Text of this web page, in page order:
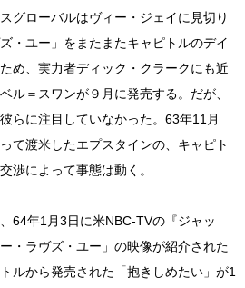
グローバルはヴィー・ジェイに見切り
・ユー」をまたまたキャピトルのデイ
め、実力者ディック・クラークにも近
ル＝スワンが９月に発売する。だが、
らに注目していなかった。63年11月
て渡米したエプスタインの、キャピト
渉によって事態は動く。
64年1月3日に米NBC-TVの『ジャッ
・ラヴズ・ユー」の映像が紹介された
ルから発売された「抱きしめたい」が1